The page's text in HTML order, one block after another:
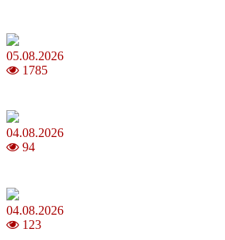
05.08.2026
1785
04.08.2026
94
04.08.2026
123